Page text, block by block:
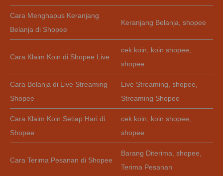
Cara Menghapus Keranjang
Belanja di Shopee
Keranjang Belanja, shopee
Cara Klaim Koin di Shopee Live
cek koin, koin shopee,
shopee
Cara Belanja di Live Streaming
Shopee
Live Streaming, shopee,
Streaming Shopee
Cara Klaim Koin Setiap Hari di
Shopee
cek koin, koin shopee,
shopee
Cara Terima Pesanan di Shopee
Barang Diterima, shopee,
Terima Pesanan